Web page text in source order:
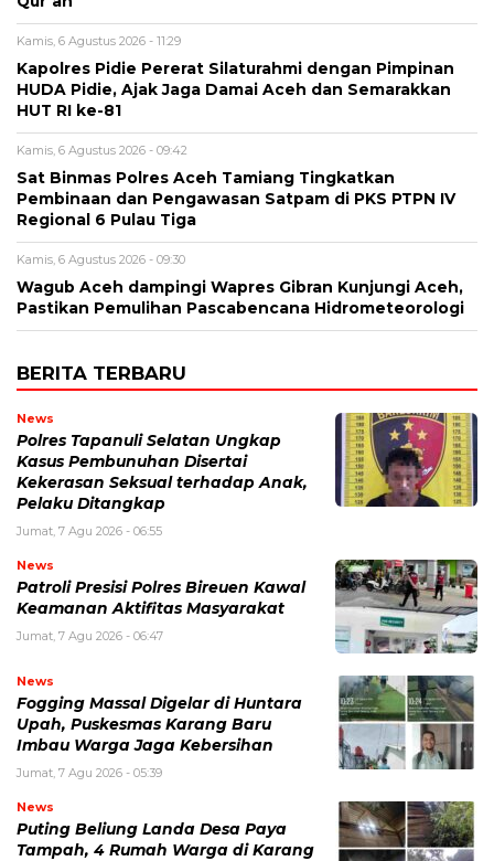
Kamis, 6 Agustus 2026 - 11:29
Kapolres Pidie Pererat Silaturahmi dengan Pimpinan
HUDA Pidie, Ajak Jaga Damai Aceh dan Semarakkan
HUT RI ke-81
Kamis, 6 Agustus 2026 - 09:42
Sat Binmas Polres Aceh Tamiang Tingkatkan
Pembinaan dan Pengawasan Satpam di PKS PTPN IV
Regional 6 Pulau Tiga
Kamis, 6 Agustus 2026 - 09:30
Wagub Aceh dampingi Wapres Gibran Kunjungi Aceh,
Pastikan Pemulihan Pascabencana Hidrometeorologi
BERITA TERBARU
News
Polres Tapanuli Selatan Ungkap
Kasus Pembunuhan Disertai
Kekerasan Seksual terhadap Anak,
Pelaku Ditangkap
Jumat, 7 Agu 2026 - 06:55
News
Patroli Presisi Polres Bireuen Kawal
Keamanan Aktifitas Masyarakat
Jumat, 7 Agu 2026 - 06:47
News
Fogging Massal Digelar di Huntara
Upah, Puskesmas Karang Baru
Imbau Warga Jaga Kebersihan
Jumat, 7 Agu 2026 - 05:39
News
Puting Beliung Landa Desa Paya
Tampah, 4 Rumah Warga di Karang